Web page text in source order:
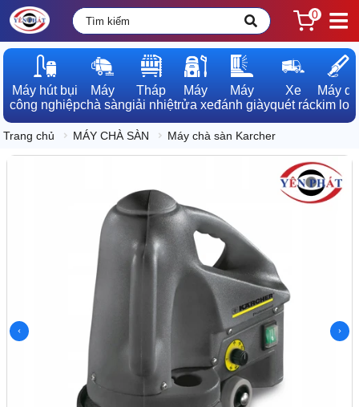
0
Máy hút bụi
công nghiệp
Máy
chà sàn
Tháp
giải nhiệt
Máy
rửa xe
Máy
đánh giày
Xe
quét rác
Máy dò
kim loại
Trang chủ MÁY CHÀ SÀN Máy chà sàn Karcher